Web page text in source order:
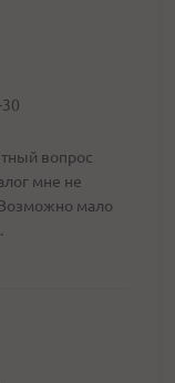
вопрос
мне не
мало